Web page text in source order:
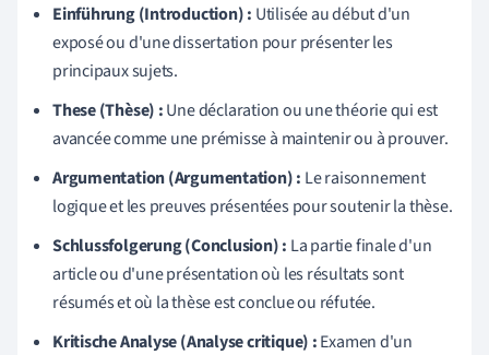
Einführung (Introduction) : Utilisée au début d'un
exposé ou d'une dissertation pour présenter les
principaux sujets.
These (Thèse) :Une déclaration ou une théorie qui est
avancée comme une prémisse à maintenir ou à prouver.
Argumentation (Argumentation) : Le raisonnement
logique et les preuves présentées pour soutenir la thèse.
Schlussfolgerung (Conclusion) : La partie finale d'un
article ou d'une présentation où les résultats sont
résumés et où la thèse est conclue ou réfutée.
Kritische Analyse (Analyse critique) :Examen d'un